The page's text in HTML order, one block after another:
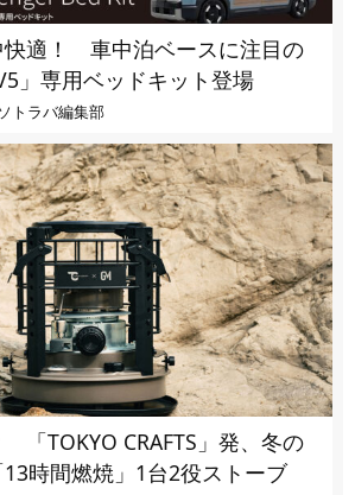
快適！ 車中泊ベースに注目の
」専用ベッドキット登場
トラバ編集部
「TOKYO CRAFTS」発、冬の
時間燃焼」1台2役ストーブ